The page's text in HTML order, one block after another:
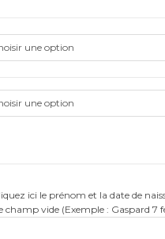
une option
une option
ici le prénom et la date de
champ vide (Exemple : Gaspard 7